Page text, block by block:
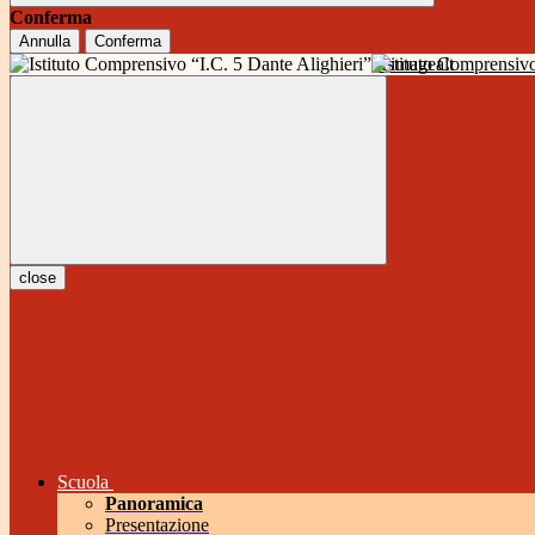
Conferma
Annulla Conferma
Istituto
close
Scuola
Panoramica
Presentazione